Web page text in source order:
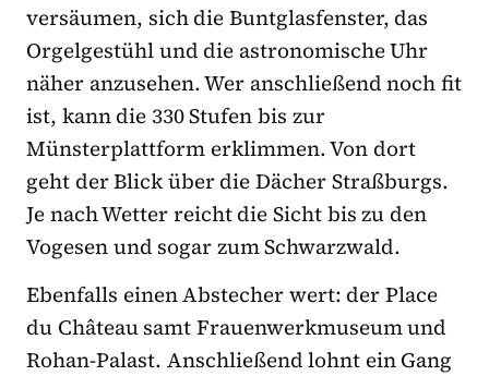
versäumen, sich die Buntglasfenster, das
Orgelgestühl und die astronomische Uhr
näher anzusehen. Wer anschließend noch fit
ist, kann die 330 Stufen bis zur
Münsterplattform erklimmen. Von dort
geht der Blick über die Dächer Straßburgs.
Je nach Wetter reicht die Sicht bis zu den
Vogesen und sogar zum Schwarzwald.
Ebenfalls einen Abstecher wert: der Place
du Château samt Frauenwerkmuseum und
Rohan-Palast. Anschließend lohnt ein Gang